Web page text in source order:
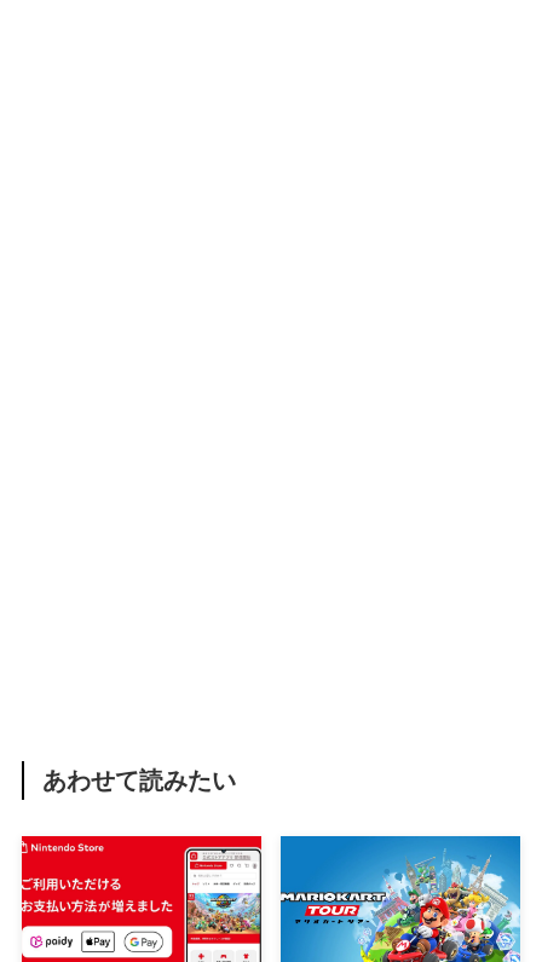
あわせて読みたい